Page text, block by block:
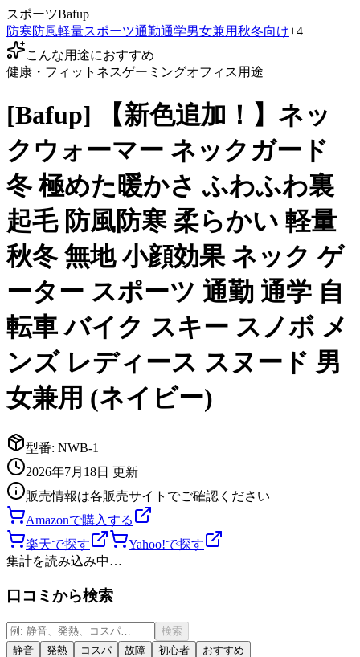
スポーツBafup
防寒防風軽量スポーツ通勤通学男女兼用秋冬向け+4
こんな用途におすすめ
健康・フィットネスゲーミングオフィス用途
[Bafup] 【新色追加！】ネッ
クウォーマー ネックガード
冬 極めた暖かさ ふわふわ裏
起毛 防風防寒 柔らかい 軽量
秋冬 無地 小顔効果 ネック ゲ
ーター スポーツ 通勤 通学 自
転車 バイク スキー スノボ メ
ンズ レディース スヌード 男
女兼用 (ネイビー)
型番: NWB-1
2026年7月18日 更新
販売情報は各販売サイトでご確認ください
Amazonで購入する
楽天で探す
Yahoo!で探す
集計を読み込み中…
口コミから検索
検索
静音
発熱 コスパ 故障 初心者 おすすめ